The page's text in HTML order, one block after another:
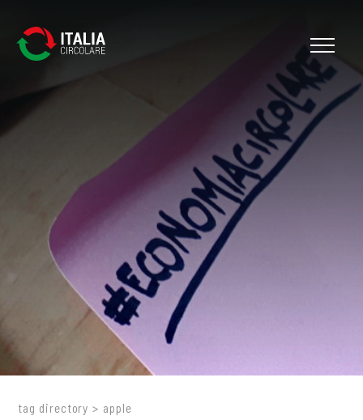
tag directory > apple